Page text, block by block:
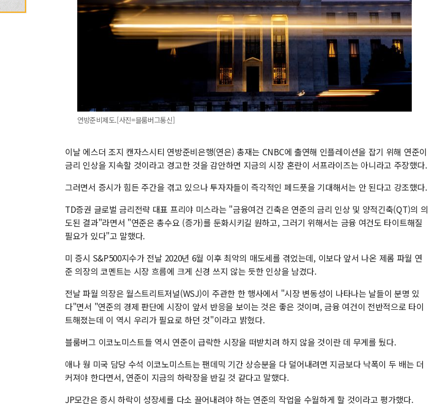
연방준비제도.[사진=블룸버그통신]
이날 에스더 조지 캔자스시티 연방준비은행(연은) 총재는 CNBC에 출연해 인플레이션을 잡기 위해 연준이
금리 인상을 지속할 것이라고 경고한 것을 감안하면 지금의 시장 혼란이 서프라이즈는 아니라고 주장했다.
그러면서 증시가 힘든 주간을 겪고 있으나 투자자들이 즉각적인 페드풋을 기대해서는 안 된다고 강조했다.
TD증권 글로벌 금리전략 대표 프리야 미스라는 "금융여건 긴축은 연준의 금리 인상 및 양적긴축(QT)의 의
도된 결과"라면서 "연준은 총수요 (증가)를 둔화시키길 원하고, 그러기 위해서는 금융 여건도 타이트해질
필요가 있다"고 말했다.
미 증시 S&P500지수가 전날 2020년 6월 이후 최악의 매도세를 겪었는데, 이보다 앞서 나온 제롬 파월 연
준 의장의 코멘트는 시장 흐름에 크게 신경 쓰지 않는 듯한 인상을 남겼다.
전날 파월 의장은 월스트리트저널(WSJ)이 주관한 한 행사에서 "시장 변동성이 나타나는 날들이 분명 있
다"면서 "연준의 경제 판단에 시장이 앞서 반응을 보이는 것은 좋은 것이며, 금융 여건이 전반적으로 타이
트해졌는데 이 역시 우리가 필요로 하던 것"이라고 밝혔다.
블룸버그 이코노미스트들 역시 연준이 급락한 시장을 떠받치려 하지 않을 것이란 데 무게를 뒀다.
애나 웡 미국 담당 수석 이코노미스트는 팬데믹 기간 상승분을 다 덜어내려면 지금보다 낙폭이 두 배는 더
커져야 한다면서, 연준이 지금의 하락장을 반길 것 같다고 말했다.
JP모간은 증시 하락이 성장세를 다소 끌어내려야 하는 연준의 작업을 수월하게 할 것이라고 평가했다.